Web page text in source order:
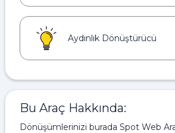
Aydınlık Dönüştürücü
Bu Araç Hakkında:
Dönüşümlerinizi burada Spot Web